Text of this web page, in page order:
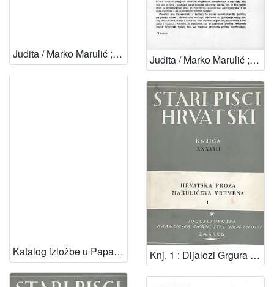
Judita / Marko Marulić ; predgovor Dunja Fališevac Judita / Marko Marulić ; prepjevao i komentirao Nikica Kolumbić
Katalog izložbe u Papalićevoj palači u Splitu priredjene od 8. do 22. X. 1950. godine prigodom petstogodišnjice rođenja Marka Marulića Knj. 1 : Dijalozi Grgura Velikoga u prijevodu iz godine 1513. / za tisak priredio, predgovor i uvodnu raspravu napisao Josip Hamm